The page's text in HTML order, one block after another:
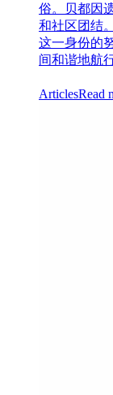
俗。贝都因
和社区团结
这一身份的
间和谐地航
ArticlesRead